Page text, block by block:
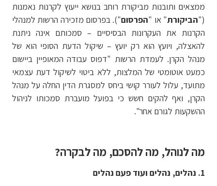
ממצאים ותובנות מביקורת רוחב בנושא ייעוץ לקרנות נאמנות
("הביקורת" או "הפרסום"). בפרסום מזכירה הרשות למנהלי
הקרנות את העקרונות הבסיסיים – סמכותם אינה ניתנת
להאצלה, ויועץ הוא רק יועץ – שיקול הדעת הסופי הוא של
מנהל הקרן. לעמדת הרשות "דפוס עבודה המאופיין ביישום
כמעט אוטומטי של המלצות, ללא ביטוי לשיקול דעת עצמאי
מתועד, עלול לעורר קושי ביחס למסגרת הדין החלה על מנהל
הקרן, ואף להקים חשש כי בפועל מועברת סמכותו לניהול
ההשקעות לגורם אחר".
מה לנוהל, מה להסכם, מה לבקרה?
1. נהלים, נהלים ועוד פעם נהלים